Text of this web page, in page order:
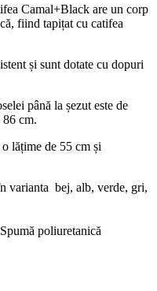
Camal+Black are un corp
fiind tapițat cu catifea
și sunt dotate cu dopuri
până la șezut este de
86 cm.
lățime de 55 cm și
varianta bej, alb, verde, gri,
poliuretanică